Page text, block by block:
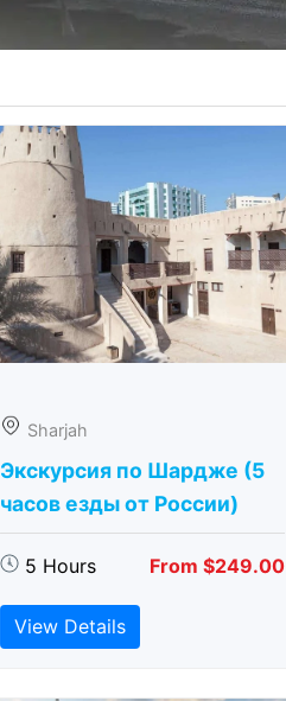
Sharjah
Экскурсия по Шардже (5
часов езды от России)
5 Hours From $249.00
View Details